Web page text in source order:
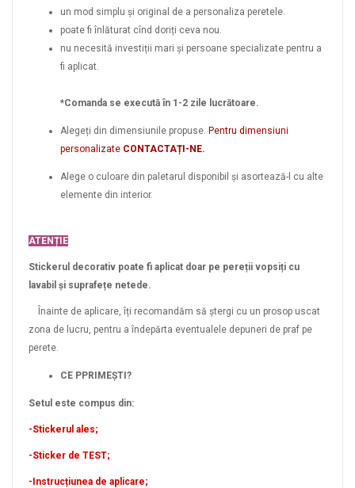
un mod simplu și original de a personaliza peretele.
poate fi înlăturat cînd doriți ceva nou.
nu necesită investiții mari și persoane specializate pentru a
fi aplicat.
*Comanda se execută în 1-2 zile lucrătoare.
Alegeți din dimensiunile propuse. Pentru dimensiuni
personalizate CONTACTAȚI-NE.
Alege o culoare din paletarul disponibil și asortează-l cu alte
elemente din interior.
ATENȚIE
Stickerul decorativ poate fi aplicat doar pe pereții vopsiți cu
lavabil și suprafețe netede.
Înainte de aplicare, îți recomandăm să ștergi cu un prosop uscat
zona de lucru, pentru a îndepărta eventualele depuneri de praf pe
perete.
CE PPRIMEȘTI?
Setul este compus din:
-Stickerul ales;
-Sticker de TEST;
-Instrucțiunea de aplicare;